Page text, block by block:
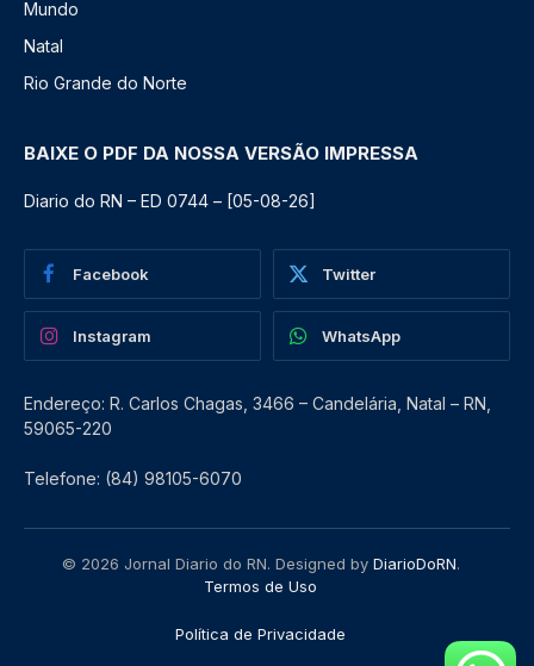
Mundo
Natal
Rio Grande do Norte
BAIXE O PDF DA NOSSA VERSÃO IMPRESSA
Diario do RN – ED 0744 – [05-08-26]
Facebook Twitter
Instagram WhatsApp
Endereço: R. Carlos Chagas, 3466 – Candelária, Natal – RN,
59065-220
Telefone: (84) 98105-6070
© 2026 Jornal Diario do RN. Designed by DiarioDoRN.
Termos de Uso
Política de Privacidade